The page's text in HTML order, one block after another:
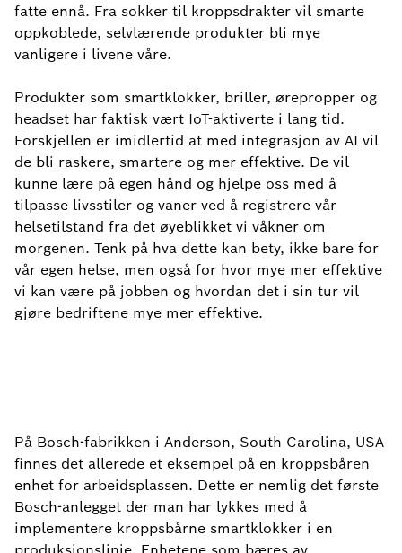
fatte ennå. Fra sokker til kroppsdrakter vil smarte
oppkoblede, selvlærende produkter bli mye
vanligere i livene våre.
Produkter som smartklokker, briller, ørepropper og
headset har faktisk vært IoT-aktiverte i lang tid.
Forskjellen er imidlertid at med integrasjon av AI vil
de bli raskere, smartere og mer effektive. De vil
kunne lære på egen hånd og hjelpe oss med å
tilpasse livsstiler og vaner ved å registrere vår
helsetilstand fra det øyeblikket vi våkner om
morgenen. Tenk på hva dette kan bety, ikke bare for
vår egen helse, men også for hvor mye mer effektive
vi kan være på jobben og hvordan det i sin tur vil
gjøre bedriftene mye mer effektive.
På Bosch-fabrikken i Anderson, South Carolina, USA
finnes det allerede et eksempel på en kroppsbåren
enhet for arbeidsplassen. Dette er nemlig det første
Bosch-anlegget der man har lykkes med å
implementere kroppsbårne smartklokker i en